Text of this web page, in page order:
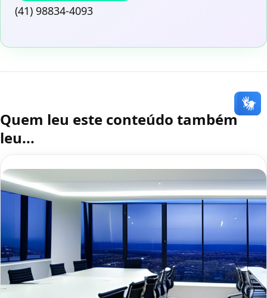
(41) 98834-4093
Quem leu este conteúdo também
leu...